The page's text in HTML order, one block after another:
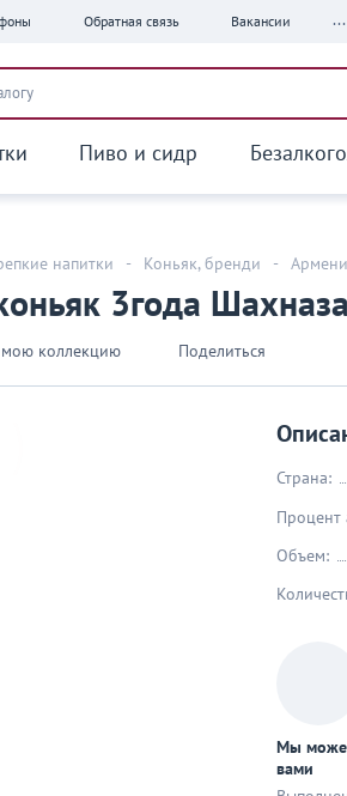
Обратная связь Вакансии ...
Пиво и сидр
напитки - Коньяк, бренди -
3года
коллекцию Поделиться
Страна:
Процент
Объем:
Мы
вами